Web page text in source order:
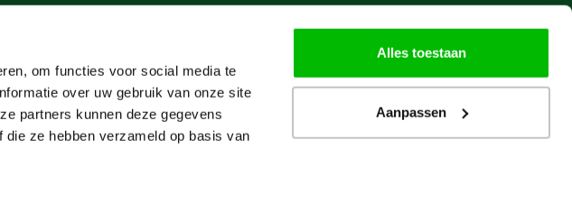
om functies voor social media te
over uw gebruik van onze site
partners kunnen deze gegevens
ze hebben verzameld op basis van
Alles toestaan
Aanpassen
Cadeaubonnen
Inlijsten
Servicegebieden